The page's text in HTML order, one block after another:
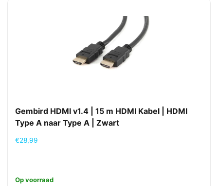
Gembird HDMI v1.4 | 15 m HDMI Kabel | HDMI
Type A naar Type A | Zwart
€28,99
Op voorraad